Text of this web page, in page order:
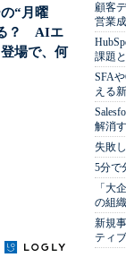
“月曜
？ AIエ
場で、何
顧客
営業
課題
SFA
える
解消
失敗
5分で
「大
の組
新規
ティ